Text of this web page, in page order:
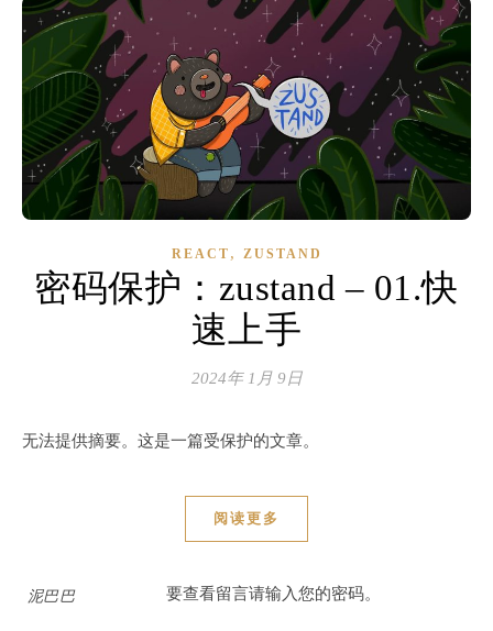
REACT , ZUSTAND
密码保护：zustand – 01.快
速上手
2024年 1月 9日
无法提供摘要。这是一篇受保护的文章。
阅读更多
泥巴巴 要查看留言请输入您的密码。